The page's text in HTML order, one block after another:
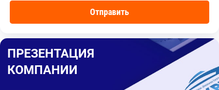
ПРЕЗЕНТАЦИЯ
КОМПАНИИ